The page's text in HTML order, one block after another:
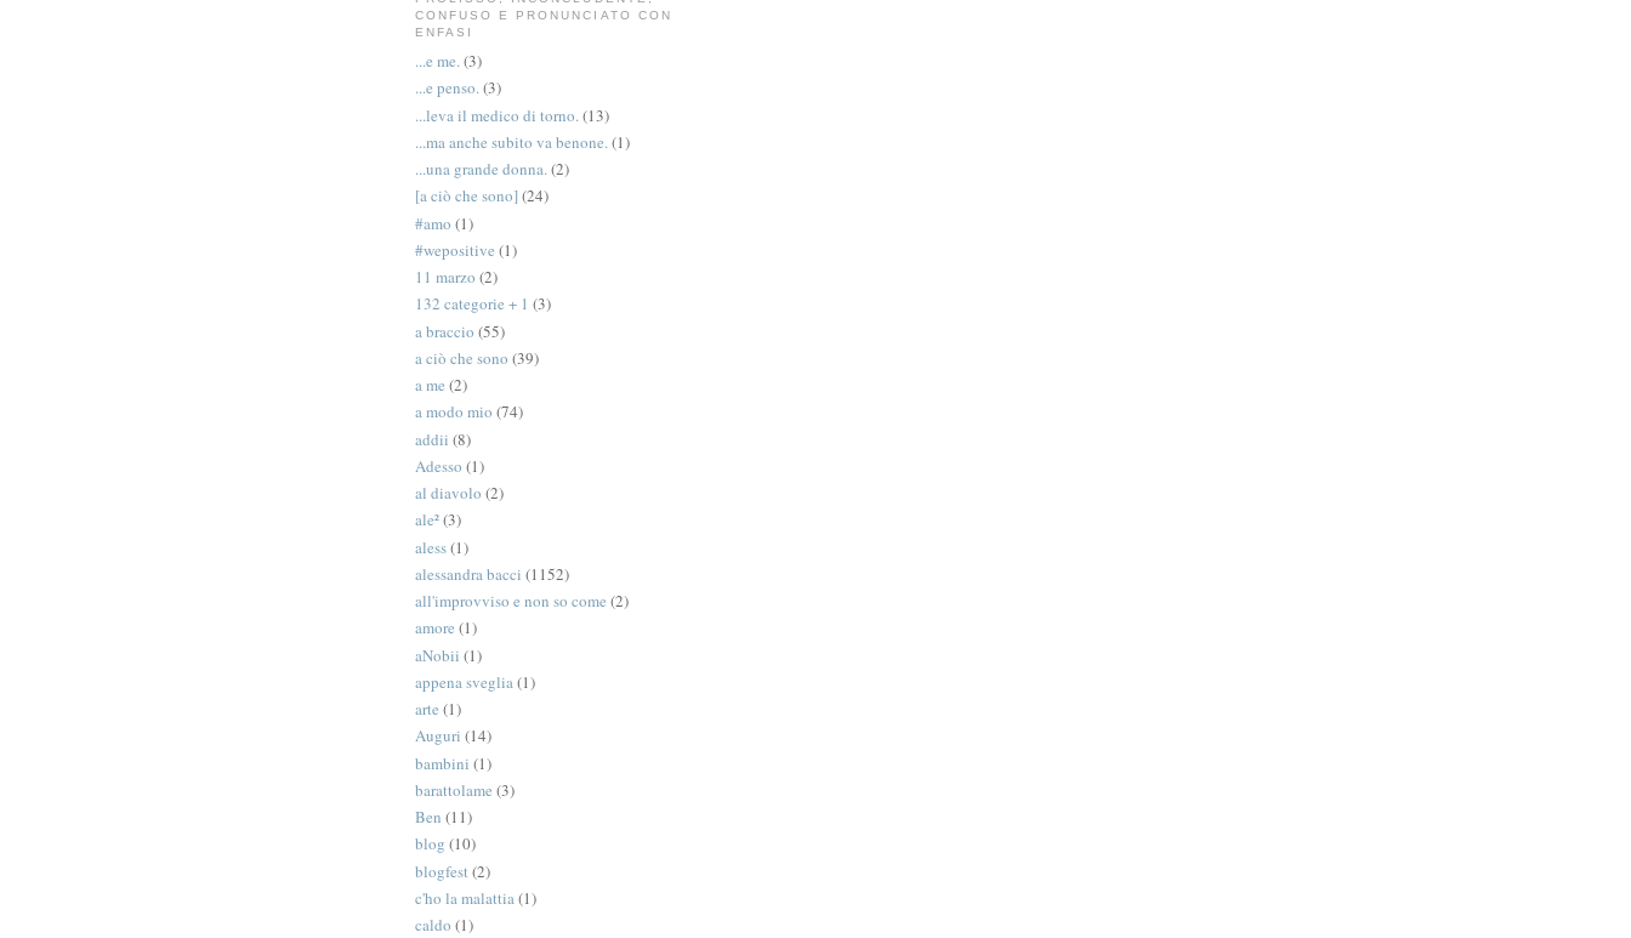
CONFUSO E PRONUNCIATO CON
ENFASI
...e me.(3)
...e penso.(3)
...leva il medico di torno.(13)
...ma anche subito va benone.(1)
...una grande donna.(2)
[a ciò che sono] (24)
#amo (1)
#wepositive (1)
11 marzo (2)
132 categorie + 1 (3)
a braccio (55)
a ciò che sono (39)
a me (2)
a modo mio (74)
addii (8)
Adesso (1)
al diavolo (2)
ale²(3)
aless(1)
alessandra bacci (1152)
all'improvviso e non so come (2)
amore (1)
aNobii (1)
appena sveglia(1)
arte (1)
Auguri (14)
bambini (1)
barattolame (3)
Ben (11)
blog (10)
blogfest (2)
c'ho la malattia(1)
caldo (1)